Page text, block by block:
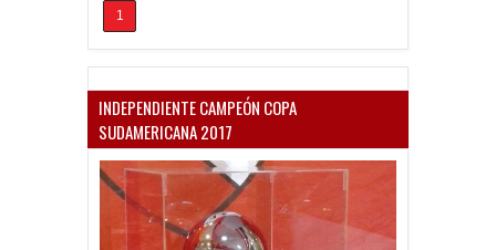
1
INDEPENDIENTE CAMPEÓN COPA
SUDAMERICANA 2017